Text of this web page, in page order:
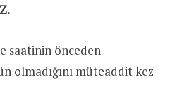
saatinin önceden
olmadığını müteaddit kez